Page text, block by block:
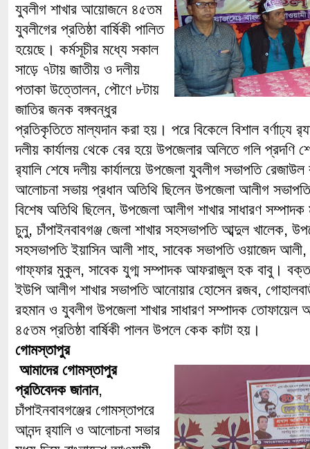
যুবলীগ শাখার আয়োজনে ৪৫তম
যুবলীগের প্রতিষ্ঠা বার্ষিকী পালিত
হয়েছে। কর্মসূচীর মধ্যে সকাল
সাড়ে ৭টায় জাতীয় ও দলীয়
পতাকা উত্তোলন, পৌণে ৮টায়
জাতির জনক বঙ্গবন্ধুর
প্রতিকৃতিতে মাল্যদান করা হয়। পরে বিকেলে বিশাল বর্ণাঢ্য
দলীয় কার্যালয় থেকে বের হয়ে উপজেলার অলিতে গলি প্রদণি
র‌্যালি শেষে দলীয় কার্যালয়ে উপজেলা যুবলীগ সভাপতি
আলোচনা সভায় প্রধান অতিথি ছিলেন উপজেলা আলীগ
বিশেষ অতিথি ছিলেন, উপজেলা আলীগ শাখার সাধারণ
চুনু, চাঁপাইনবাবগঞ্জ জেলা শাখার সহসভাপতি আব্দুল খালেক,
সহসভাপতি ইয়াসিন আলী শাহ, সাবেক সভাপতি ওয়াজেদ
গাফ্ফার মুকুল, সাবেক যুগ্ম সম্পাদক আফরাজুল হক বাবু।
ইউপি আলীগ শাখার সভাপতি আনোয়ার হোসেন রজব,
রহমান ও যুবলীগ উপজেলা শাখার সাধারণ সম্পাদক
৪৫তম প্রতিষ্ঠা বার্ষিকী পালন উপলে কেক কাটা হয়।
গোমস্তাপুর
আমাদের গোমস্তাপুর
প্রতিবেদক জানান,
চাঁপাইনবাবগঞ্জের গোমস্তাপরে
আনন্দ র‌্যালি ও আলোচনা সভার